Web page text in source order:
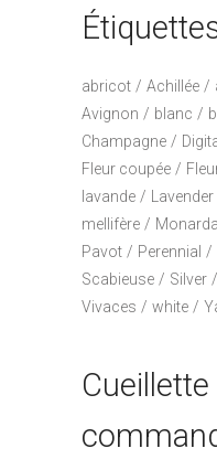
abricot Achillée
Avignon
blanc
Champagne
Fleur coupée
lavande
Lavender
mellifère
Monarda
Pavot
Perennial
Scabieuse
Silver
Vivaces
white